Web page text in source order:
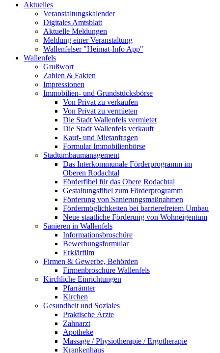
Aktuelles
Veranstaltungskalender
Digitales Amtsblatt
Aktuelle Meldungen
Meldung einer Veranstaltung
Wallenfelser "Heimat-Info App"
Wallenfels
Grußwort
Zahlen & Fakten
Impressionen
Immobilien- und Grundstücksbörse
Von Privat zu verkaufen
Von Privat zu vermieten
Die Stadt Wallenfels vermietet
Die Stadt Wallenfels verkauft
Kauf- und Mietanfragen
Formular Immobilienbörse
Stadtumbaumanagement
Das Interkommunale Förderprogramm im
Oberen Rodachtal
Förderfibel für das Obere Rodachtal
Gestaltungsfibel zum Förderprogramm
Förderung von Sanierungsmaßnahmen
Fördermöglichkeiten bei barrierefreiem Umbau
Neue staatliche Förderung von Wohneigentum
Sanieren in Wallenfels
Informationsbroschüre
Bewerbungsformular
Erklärfilm
Firmen & Gewerbe, Behörden
Firmenbroschüre Wallenfels
Kirchliche Einrichtungen
Pfarrämter
Kirchen
Gesundheit und Soziales
Praktische Ärzte
Zahnarzt
Apotheke
Massage / Physiotherapie / Ergotherapie
Krankenhaus